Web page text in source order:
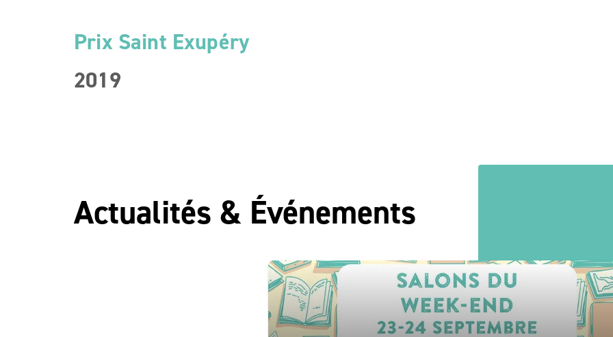
Prix Saint Exupéry
2019
Actualités & Événements